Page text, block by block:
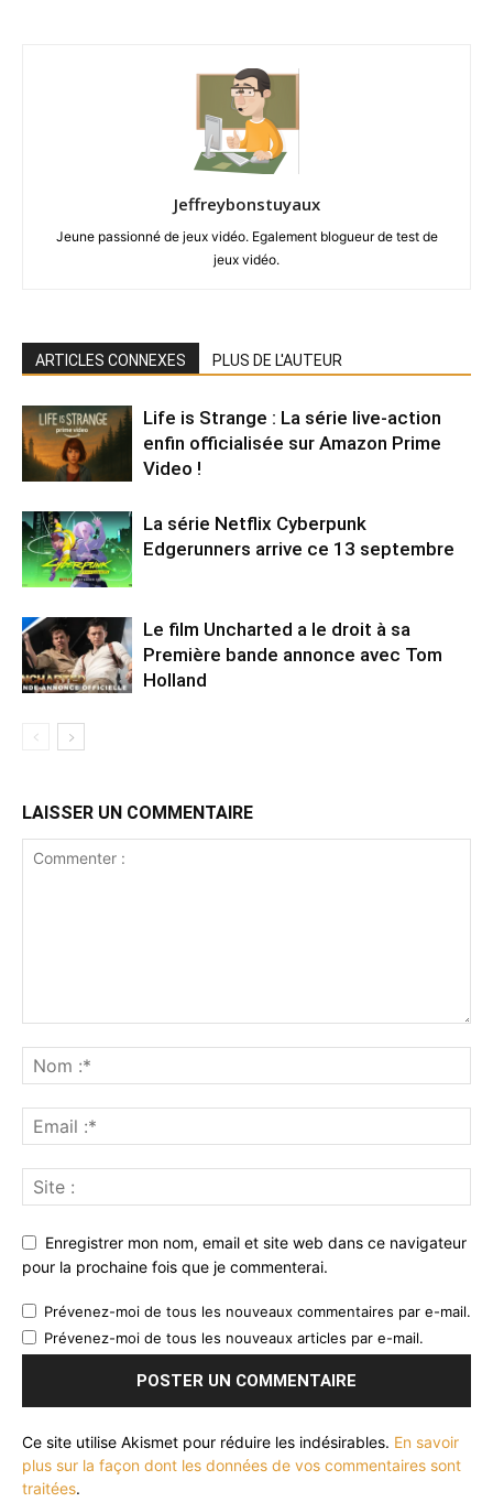
Jeffreybonstuyaux
Jeune passionné de jeux vidéo. Egalement blogueur de test de
jeux vidéo.
ARTICLES CONNEXES PLUS DE L'AUTEUR
Life is Strange : La série live-action
enfin officialisée sur Amazon Prime
Video !
La série Netflix Cyberpunk
Edgerunners arrive ce 13 septembre
Le film Uncharted a le droit à sa
Première bande annonce avec Tom
Holland
LAISSER UN COMMENTAIRE
Enregistrer mon nom, email et site web dans ce navigateur
pour la prochaine fois que je commenterai.
Prévenez-moi de tous les nouveaux commentaires par e-mail.
Prévenez-moi de tous les nouveaux articles par e-mail.
Ce site utilise Akismet pour réduire les indésirables. En savoir
plus sur la façon dont les données de vos commentaires sont
traitées.